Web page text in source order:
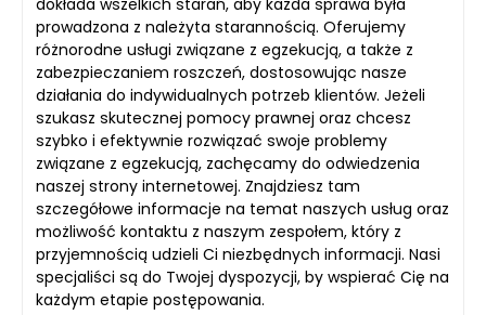
dokłada wszelkich starań, aby każda sprawa była
prowadzona z należyta starannością. Oferujemy
różnorodne usługi związane z egzekucją, a także z
zabezpieczaniem roszczeń, dostosowując nasze
działania do indywidualnych potrzeb klientów. Jeżeli
szukasz skutecznej pomocy prawnej oraz chcesz
szybko i efektywnie rozwiązać swoje problemy
związane z egzekucją, zachęcamy do odwiedzenia
naszej strony internetowej. Znajdziesz tam
szczegółowe informacje na temat naszych usług oraz
możliwość kontaktu z naszym zespołem, który z
przyjemnością udzieli Ci niezbędnych informacji. Nasi
specjaliści są do Twojej dyspozycji, by wspierać Cię na
każdym etapie postępowania.